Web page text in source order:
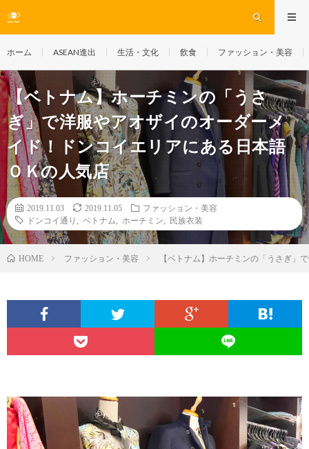
ホーム ASEAN進出 生活・文化 飲食 ファッション・美容
【ベトナム】ホーチミンの「うさ
ぎ」で洋服やアオザイのオーダーメ
イド！ドンコイエリアにある日本語
ＯＫの人気店
2019.11.03 2019.11.05
ファッション・美容
ドンコイ通り
ベトナム ホーチミン 民族衣装
HOME ファッション・美容 【ベトナム】ホーチミンの「うさぎ」